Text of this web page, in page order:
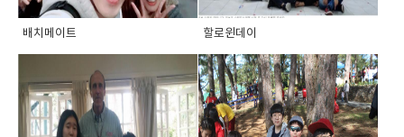
배치메이트 할로윈데이